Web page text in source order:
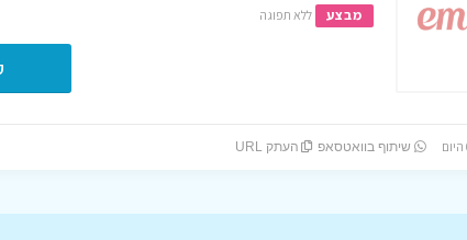
מבצע ללא תפוגה
שיתוף בוואטסאפ העתק URL